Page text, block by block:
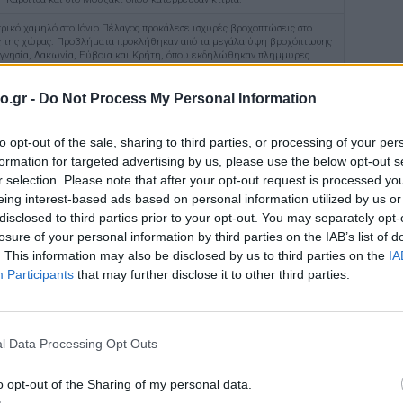
- Do Not Process My Personal Information
opt-out of the sale, sharing to third parties, or processing of your
for targeted advertising by us, please use the below opt-out
selection. Please note that after your opt-out request is processed
interest-based ads based on personal information utilized by us
to third parties prior to your opt-out. You may separately
of your personal information by third parties on the IAB’s list of
This information may also be disclosed by us to third parties on the
Participants that may further disclose it to other third parties.
Data Processing Opt Outs
opt-out of the Sharing of my personal data.
χαμηλό στο Ιόνιο Πέλαγος προκάλεσε ισχυρές βροχοπτώσεις στο
της χώρας. Προβλήματα προκλήθηκαν από τα μεγάλα ύψη βροχόπτωσης
Λακωνία, Εύβοια και Κρήτη, όπου εκδηλώθηκαν πλημμύρες.
προκάλεσαν ζημιές στον νομό Χανίων ενώ καταγράφηκαν συνολικά 7
17/01. Οι χιονοπτώσεις ήταν ισχυρές ακόμη και σε νησιά του Βόρειου και
όπου προκάλεσαν προβλήματα κυρίως λόγω πολύωρων διακοπών
Οι ελάχιστες θερμοκρασίες στη Μακεδονία έφτασαν στους -20°C και
τους -28°C στη Δολίνη Βαθύσταλου στον Παρνασσό.
εισβολή προκάλεσε χιονοπτώσεις σε μεγάλο μέρος της χώρας, ιδιαίτερα
τη Θεσσαλία, την Ανατολική Στερεά Ελλάδα και την Κρήτη όπου
μεγάλα ύψη χιονιού. Ειδικότερα στη Μαγνησία, την Εύβοια, τη Βοιωτία
ύψος του χιονιού ξεπέρασε τα 50 εκ με αποτέλεσμα να δημιουργηθούν
στις μετακινήσεις και στην παροχή ηλεκτρικού ρεύματος επί τρία 24ωρα.
έχασαν τη ζωή τους κατά τη διάρκεια της κακοκαιρίας ενώ πολλοί δήμοι
Καύκασος) και στους -20,4°C στην Πτολεμαΐδα.